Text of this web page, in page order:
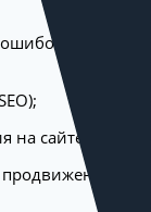
на
сайте;